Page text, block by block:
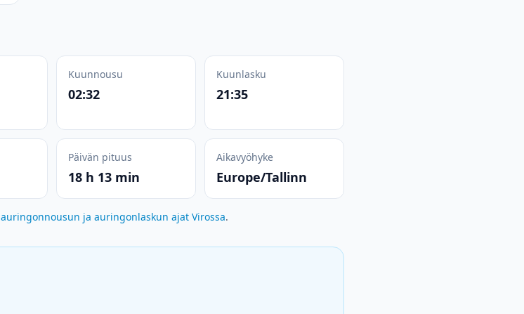
Kuunnousu
02:32
Kuunlasku
21:35
Päivän pituus
18 h 13 min
Aikavyöhyke
Europe/Tallinn
auringonnousun ja auringonlaskun ajat Virossa.